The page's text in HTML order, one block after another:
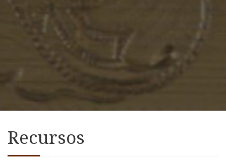
Recursos